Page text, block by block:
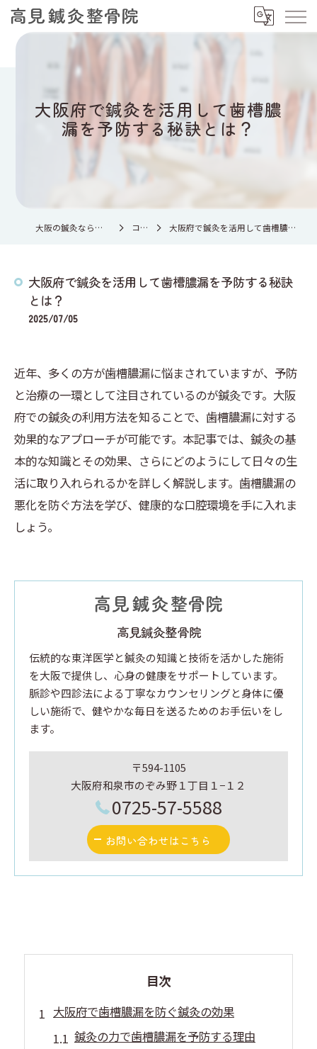
大阪府で鍼灸を活用して歯槽膿
漏を予防する秘訣とは？
大阪の鍼灸なら高見鍼灸整骨院 コラム 大阪府で鍼灸を活用して歯槽膿漏を予防する秘訣とは？
大阪府で鍼灸を活用して歯槽膿漏を予防する秘訣
とは？
2025/07/05
近年、多くの方が歯槽膿漏に悩まされていますが、予防
と治療の一環として注目されているのが鍼灸です。大阪
府での鍼灸の利用方法を知ることで、歯槽膿漏に対する
効果的なアプローチが可能です。本記事では、鍼灸の基
本的な知識とその効果、さらにどのようにして日々の生
活に取り入れられるかを詳しく解説します。歯槽膿漏の
悪化を防ぐ方法を学び、健康的な口腔環境を手に入れま
しょう。
高見鍼灸整骨院
伝統的な東洋医学と鍼灸の知識と技術を活かした施術
を大阪で提供し、心身の健康をサポートしています。
脈診や四診法による丁寧なカウンセリングと身体に優
しい施術で、健やかな毎日を送るためのお手伝いをし
ます。
〒594-1105
大阪府和泉市のぞみ野１丁目１−１２
0725-57-5588
お問い合わせはこちら
目次
大阪府で歯槽膿漏を防ぐ鍼灸の効果
鍼灸の力で歯槽膿漏を予防する理由